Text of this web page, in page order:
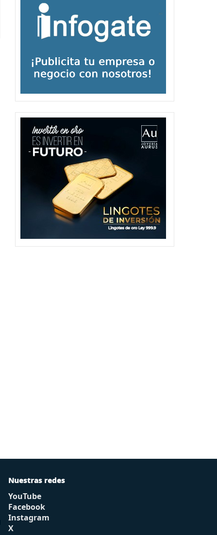
Nuestras redes
YouTube
Facebook
Instagram
X